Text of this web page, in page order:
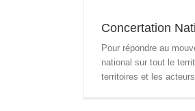
Concertation
Pour répondre au
national sur tout le
territoires et les